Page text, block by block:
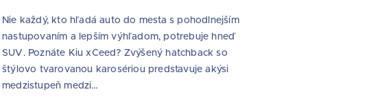
Nie každý, kto hľadá auto do mesta s pohodlnejším
nastupovaním a lepším výhľadom, potrebuje hneď
SUV. Poznáte Kiu xCeed? Zvýšený hatchback so
štýlovo tvarovanou karosériou predstavuje akýsi
medzistupeň medzi…